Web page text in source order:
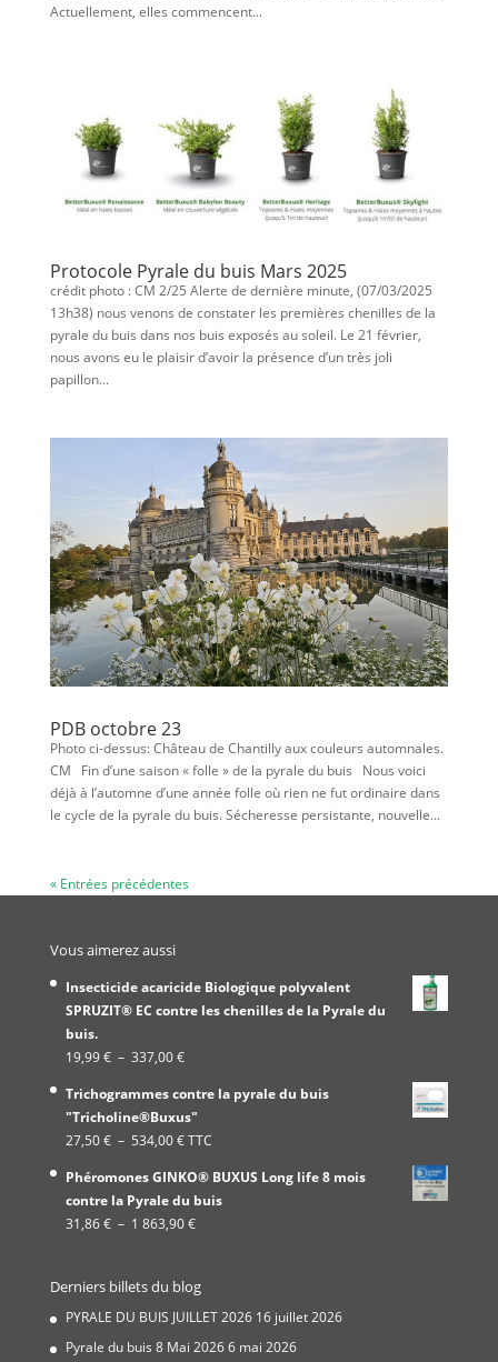
Actuellement, elles commencent...
Protocole Pyrale du buis Mars 2025
crédit photo : CM 2/25 Alerte de dernière minute, (07/03/2025
13h38) nous venons de constater les premières chenilles de la
pyrale du buis dans nos buis exposés au soleil. Le 21 février,
nous avons eu le plaisir d’avoir la présence d’un très joli
papillon...
PDB octobre 23
Photo ci-dessus: Château de Chantilly aux couleurs automnales.
CM Fin d’une saison « folle » de la pyrale du buis Nous voici
déjà à l’automne d’une année folle où rien ne fut ordinaire dans
le cycle de la pyrale du buis. Sécheresse persistante, nouvelle...
« Entrées précédentes
Vous aimerez aussi
Insecticide acaricide Biologique polyvalent
SPRUZIT® EC contre les chenilles de la Pyrale du
buis.
19,99€ – 337,00€Plage
prix :
19,99 €
à
337,00 €
Trichogrammes contre la pyrale du buis
"Tricholine®Buxus"
27,50€ – 534,00€Plage
prix :
27,50 €
à
TTC
Phéromones GINKO® BUXUS Long life 8 mois
contre la Pyrale du buis
31,86€ – 1 863,90€Plage
31,86 €
à
1
Derniers billets du blog
PYRALE DU BUIS JUILLET 2026 16 juillet 2026
Pyrale du buis 8 Mai 20266 mai 2026